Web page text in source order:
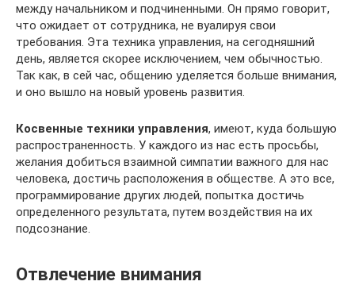
между начальником и подчиненными. Он прямо говорит,
что ожидает от сотрудника, не вуалируя свои
требования. Эта техника управления, на сегодняшний
день, является скорее исключением, чем обычностью.
Так как, в сей час, общению уделяется больше внимания,
и оно вышло на новый уровень развития.
Косвенные техники управления, имеют, куда большую
распространенность. У каждого из нас есть просьбы,
желания добиться взаимной симпатии важного для нас
человека, достичь расположения в обществе. А это все,
программирование других людей, попытка достичь
определенного результата, путем воздействия на их
подсознание.
Отвлечение внимания